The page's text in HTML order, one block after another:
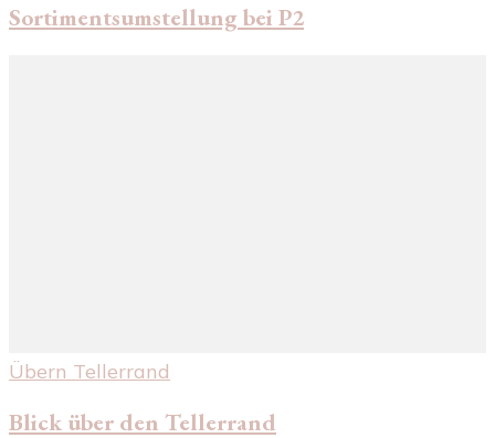
Sortimentsumstellung bei P2
Übern Tellerrand
Blick über den Tellerrand